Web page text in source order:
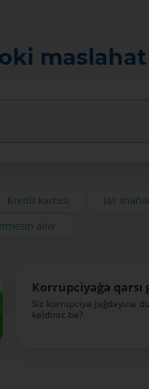
Kredit kartası Jas
alıw
Korrupciyaǵa qarsı
Siz korrupciya jaǵdayına
keldiniz be?